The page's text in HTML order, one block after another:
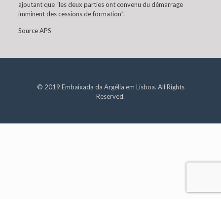
ajoutant que “les deux parties ont convenu du démarrage
imminent des cessions de formation”.
Source APS
© 2019 Embaixada da Argélia em Lisboa. All Rights
Reserved.